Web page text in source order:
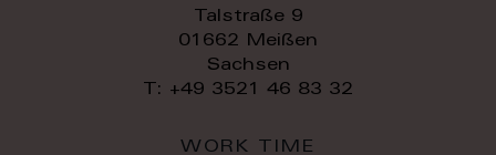
Talstraße 9
01662 Meißen
Sachsen
T: +49 3521 46 83 32
WORK TIME